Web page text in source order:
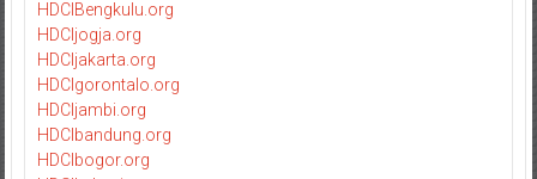
HDCIBengkulu.org
HDCIjogja.org
HDCIjakarta.org
HDCIgorontalo.org
HDCIjambi.org
HDCIbandung.org
HDCIbogor.org